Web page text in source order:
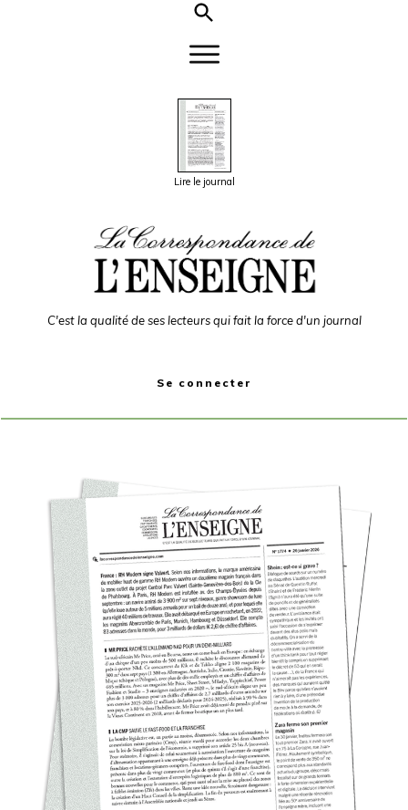
Lire le journal
C'est la qualité de ses lecteurs qui fait la force d'un journal
Se connecter